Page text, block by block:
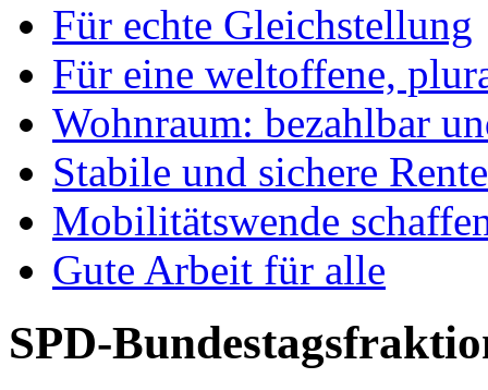
Für echte Gleichstellung
Für eine weltoffene,
Wohnraum: bezahlbar
Stabile und sichere
Mobilitätswende
Gute Arbeit für alle
SPD-